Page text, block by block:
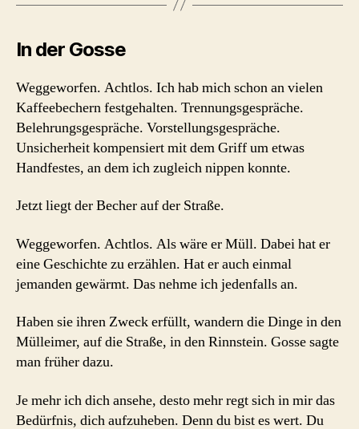
In der Gosse
Weggeworfen. Achtlos. Ich hab mich schon an vielen
Kaffeebechern festgehalten. Trennungsgespräche.
Belehrungsgespräche. Vorstellungsgespräche.
Unsicherheit kompensiert mit dem Griff um etwas
Handfestes, an dem ich zugleich nippen konnte.
Jetzt liegt der Becher auf der Straße.
Weggeworfen. Achtlos. Als wäre er Müll. Dabei hat er
eine Geschichte zu erzählen. Hat er auch einmal
jemanden gewärmt. Das nehme ich jedenfalls an.
Haben sie ihren Zweck erfüllt, wandern die Dinge in den
Mülleimer, auf die Straße, in den Rinnstein. Gosse sagte
man früher dazu.
Je mehr ich dich ansehe, desto mehr regt sich in mir das
Bedürfnis, dich aufzuheben. Denn du bist es wert. Du